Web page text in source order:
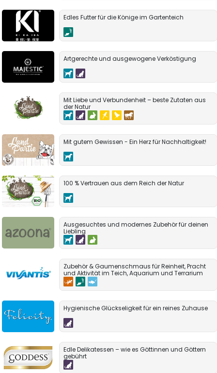
Edles Futter für die Könige im Gartenteich
Artgerechte und ausgewogene Verköstigung
Mit Liebe und Verbundenheit – beste Zutaten aus
der Natur
Mit gutem Gewissen - Ein Herz für Nachhaltigkeit!
100 % Vertrauen aus dem Reich der Natur
Ausgesuchtes und modernes Zubehör für deinen
Liebling
Zubehör & Gaumenschmaus für Reinheit, Pracht
und Aktivität im Teich, Aquarium und Terrarium
Hygienische Glückseligkeit für ein reines Zuhause
Edle Delikatessen – wie es Göttinnen und Göttern
gebührt